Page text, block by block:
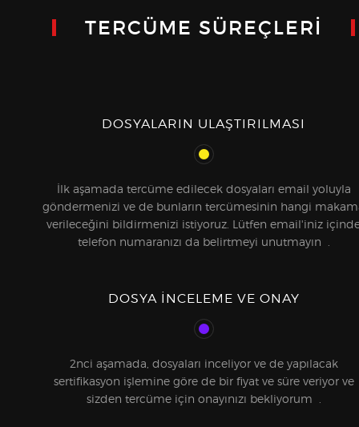
TERCÜME SÜREÇLERI
DOSYALARIN ULAŞTIRILMASI
İlk aşamada tercüme edilecek dosyaları email yoluyla
göndermenizi ve de bunların tercümesinin hangi
verileceğini bildirmenizi istiyoruz. Lütfen email'iniz
telefon numaranızı da belirtmeyi unutmayın .
DOSYA INCELEME VE ONAY
2nci aşamada, dosyaları inceliyor ve de yapılacak
sertifikasyon işlemine göre de bir fiyat ve süre veriyor ve
sizden tercüme için onayınızı bekliyorum .